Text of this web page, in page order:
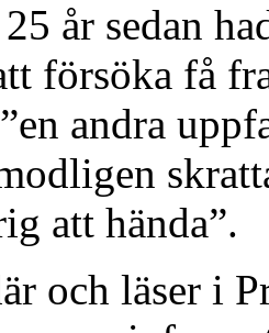
år sedan
försöka få
andra
att hända”.
och läser i